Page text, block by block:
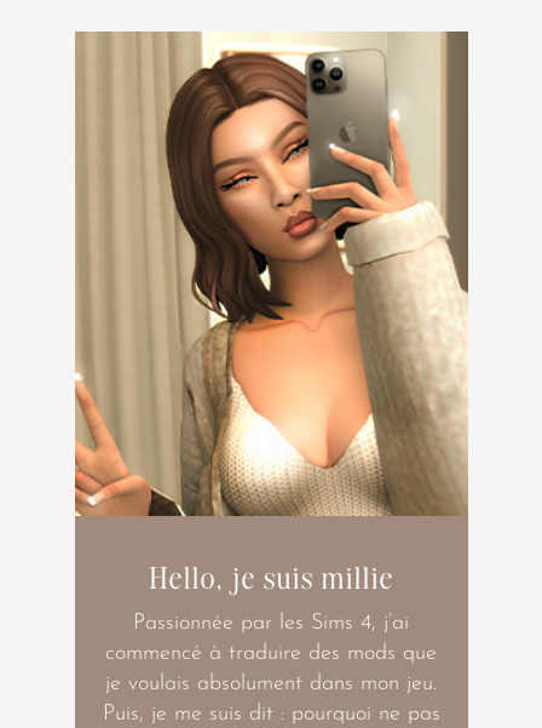
Hello, je suis millie
Passionnée par les Sims 4, j’ai
commencé à traduire des mods que
je voulais absolument dans mon jeu.
Puis, je me suis dit : pourquoi ne pas